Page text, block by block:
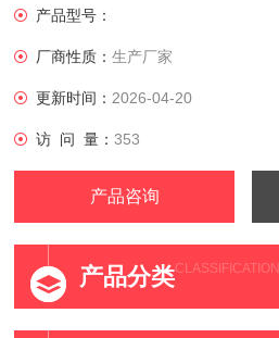
产品型号：
厂商性质：生产厂家
更新时间： 2026-04-20
访 问 量：353
产品咨询
产品分类CLASSIFICATION